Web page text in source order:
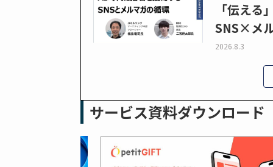
「伝え
SNS×メ
2026.8.3
サービス資料ダウンロード